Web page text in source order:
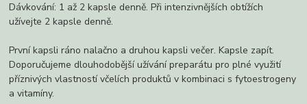
Dávkování: 1 až 2 kapsle denně. Při intenzivnějších obtížích
užívejte 2 kapsle denně.
První kapsli ráno nalačno a druhou kapsli večer. Kapsle zapít.
Doporučujeme dlouhodobější užívání preparátu pro plné využití
příznivých vlastností včelích produktů v kombinaci s fytoestrogeny
a vitamíny.